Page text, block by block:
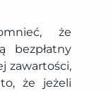
że
bezpłatny
zawartości,
że jeżeli